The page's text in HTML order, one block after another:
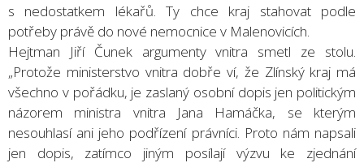
s nedostatkem lékařů. Ty chce kraj stahovat podle
potřeby právě do nové nemocnice v Malenovicích.
Hejtman Jiří Čunek argumenty vnitra smetl ze stolu.
„Protože ministerstvo vnitra dobře ví, že Zlínský kraj má
všechno v pořádku, je zaslaný osobní dopis jen politickým
názorem ministra vnitra Jana Hamáčka, se kterým
nesouhlasí ani jeho podřízení právníci. Proto nám napsali
jen dopis, zatímco jiným posílají výzvu ke zjednání